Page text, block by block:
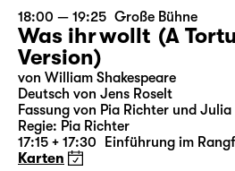
So 02.05.
18:00 — 19:25 Große Bühne
Was ihr wollt (A
Version)
von William Shakespeare
Deutsch von Jens Roselt